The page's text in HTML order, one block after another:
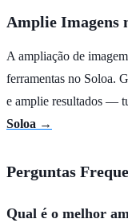
Amplie Imagens
A ampliação de
ferramentas no Soloa.
e amplie resultados —
Soloa →
Perguntas
Qual é o melhor